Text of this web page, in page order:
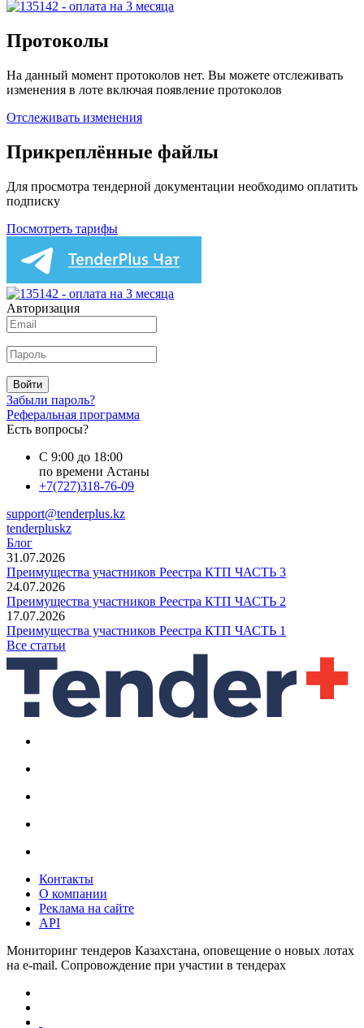
Протоколы
На данный момент протоколов нет. Вы можете отслеживать
изменения в лоте включая появление протоколов
Отслеживать изменения
Прикреплённые файлы
Для просмотра тендерной документации необходимо оплатить
подписку
Посмотреть тарифы
Авторизация
Войти
Забыли пароль?
Реферальная программа
Есть вопросы?
С 9:00 до 18:00
по времени Астаны
+7(727)318-76-09
support@tenderplus.kz
tenderpluskz
Блог
31.07.2026
Преимущества участников Реестра КТП ЧАСТЬ 3
24.07.2026
Преимущества участников Реестра КТП ЧАСТЬ 2
17.07.2026
Преимущества участников Реестра КТП ЧАСТЬ 1
Все статьи
Контакты
О компании
Реклама на сайте
API
Мониторинг тендеров Казахстана, оповещение о новых лотах
на e-mail. Сопровождение при участии в тендерах